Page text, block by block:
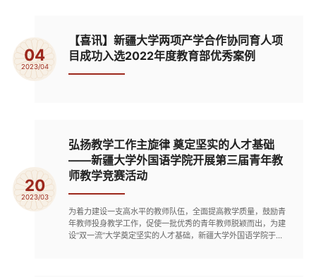
04
2023/04
【喜讯】新疆大学两项产学合作协同育人项
目成功入选2022年度教育部优秀案例
20
2023/03
弘扬教学工作主旋律 奠定坚实的人才基础
——新疆大学外国语学院开展第三届青年教
师教学竞赛活动
为着力建设一支高水平的教师队伍，全面提高教学质量，鼓励青
年教师投身教学工作，促使一批优秀的青年教师脱颖而出，为建
设“双一流”大学奠定坚实的人才基础，新疆大学外国语学院于